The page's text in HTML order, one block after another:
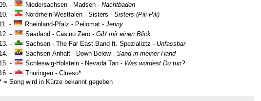
-
Niedersachsen - Madsen - Nachtbaden
10. -
Nordrhein-Westfalen - Sisters - Sisters (Pili Pili)
11. -
Rheinland-Pfalz - Peilomat - Jenny
12. -
Saarland - Casino Zero - Gib' mir einen Blick
13. -
Sachsen - The Far East Band ft. Spezializtz - Unfassbar
14. -
Sachsen-Anhalt - Down Below - Sand in meiner Hand
15. -
Schleswig-Holstein - Nevada Tan - Was würdest Du tun?
16. -
Thüringen - Clueso*
= Song wird in Kürze bekannt gegeben